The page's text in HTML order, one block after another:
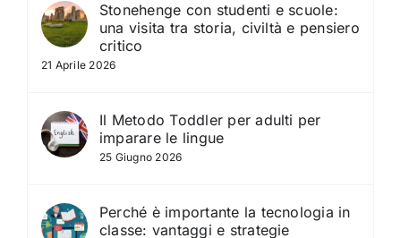
Stonehenge con studenti e scuole:
una visita tra storia, civiltà e pensiero
critico
21 Aprile 2026
Il Metodo Toddler per adulti per
imparare le lingue
25 Giugno 2026
Perché è importante la tecnologia in
classe: vantaggi e strategie